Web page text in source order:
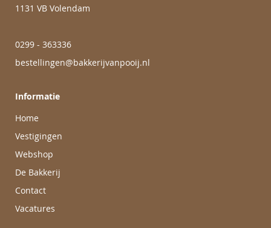
1131 VB Volendam
0299 - 363336
bestellingen@bakkerijvanpooij.nl
Informatie
Home
Vestigingen
Webshop
De Bakkerij
Contact
Vacatures